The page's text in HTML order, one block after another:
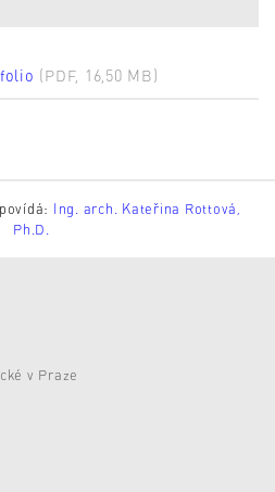
(PDF, 16,50 MB)
Ing. arch. Kateřina Rottová,
Ph.D.
v Praze